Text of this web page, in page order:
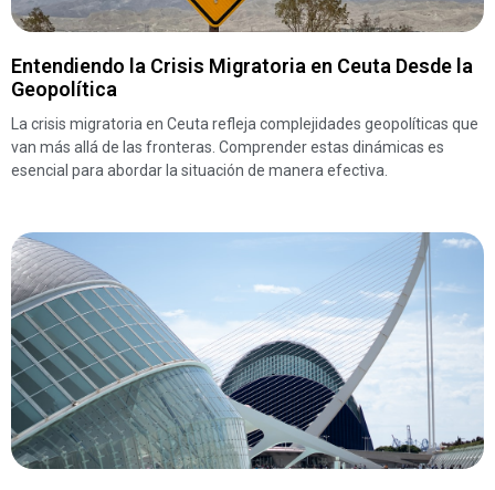
Entendiendo la Crisis Migratoria en Ceuta Desde la
Geopolítica
La crisis migratoria en Ceuta refleja complejidades geopolíticas que
van más allá de las fronteras. Comprender estas dinámicas es
esencial para abordar la situación de manera efectiva.